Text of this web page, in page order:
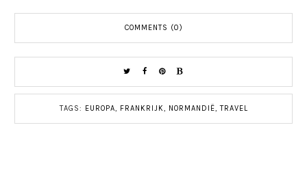
COMMENTS (0)
TAGS: EUROPA, FRANKRIJK, NORMANDIË,TRAVEL